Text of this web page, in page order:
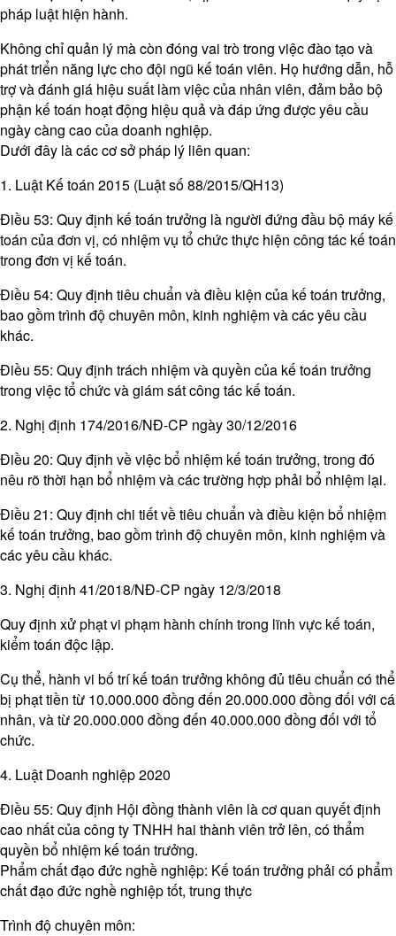
pháp luật hiện hành.
Không chỉ quản lý mà còn đóng vai trò trong việc đào tạo và
phát triển năng lực cho đội ngũ kế toán viên. Họ hướng dẫn, hỗ
trợ và đánh giá hiệu suất làm việc của nhân viên, đảm bảo bộ
phận kế toán hoạt động hiệu quả và đáp ứng được yêu cầu
ngày càng cao của doanh nghiệp.
Dưới đây là các cơ sở pháp lý liên quan:​
1. Luật Kế toán 2015 (Luật số 88/2015/QH13)
Điều 53: Quy định kế toán trưởng là người đứng đầu bộ máy kế
toán của đơn vị, có nhiệm vụ tổ chức thực hiện công tác kế toán
trong đơn vị kế toán.
Điều 54: Quy định tiêu chuẩn và điều kiện của kế toán trưởng,
bao gồm trình độ chuyên môn, kinh nghiệm và các yêu cầu
khác.​
Điều 55: Quy định trách nhiệm và quyền của kế toán trưởng
trong việc tổ chức và giám sát công tác kế toán.​
2. Nghị định 174/2016/NĐ-CP ngày 30/12/2016
Điều 20: Quy định về việc bổ nhiệm kế toán trưởng, trong đó
nêu rõ thời hạn bổ nhiệm và các trường hợp phải bổ nhiệm lại. ​
Điều 21: Quy định chi tiết về tiêu chuẩn và điều kiện bổ nhiệm
kế toán trưởng, bao gồm trình độ chuyên môn, kinh nghiệm và
các yêu cầu khác.​
3. Nghị định 41/2018/NĐ-CP ngày 12/3/2018
Quy định xử phạt vi phạm hành chính trong lĩnh vực kế toán,
kiểm toán độc lập.​
Cụ thể, hành vi bố trí kế toán trưởng không đủ tiêu chuẩn có thể
bị phạt tiền từ 10.000.000 đồng đến 20.000.000 đồng đối với cá
nhân, và từ 20.000.000 đồng đến 40.000.000 đồng đối với tổ
chức.
4. Luật Doanh nghiệp 2020
Điều 55: Quy định Hội đồng thành viên là cơ quan quyết định
cao nhất của công ty TNHH hai thành viên trở lên, có thẩm
quyền bổ nhiệm kế toán trưởng.
Phẩm chất đạo đức nghề nghiệp: Kế toán trưởng phải có phẩm
chất đạo đức nghề nghiệp tốt, trung thực
Trình độ chuyên môn: